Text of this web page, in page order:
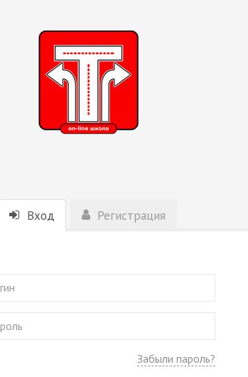
Вход Регистрация
Забыли пароль?